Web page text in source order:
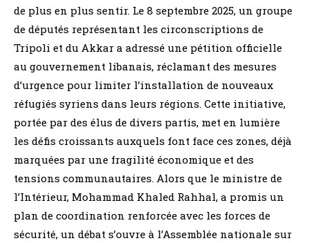
de plus en plus sentir. Le 8 septembre 2025, un groupe
de députés représentant les circonscriptions de
Tripoli et du Akkar a adressé une pétition officielle
au gouvernement libanais, réclamant des mesures
d’urgence pour limiter l’installation de nouveaux
réfugiés syriens dans leurs régions. Cette initiative,
portée par des élus de divers partis, met en lumière
les défis croissants auxquels font face ces zones, déjà
marquées par une fragilité économique et des
tensions communautaires. Alors que le ministre de
l’Intérieur, Mohammad Khaled Rahhal, a promis un
plan de coordination renforcée avec les forces de
sécurité, un débat s’ouvre à l’Assemblée nationale sur